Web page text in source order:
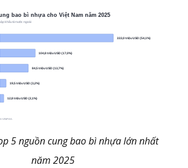
5 nguồn cung bao bì nhựa lớn nhất
năm 2025